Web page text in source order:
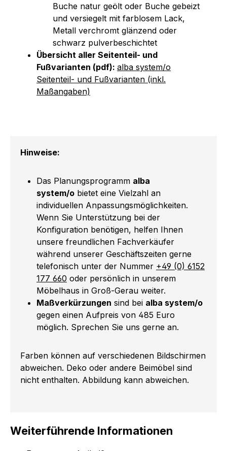
Buche natur geölt oder Buche gebeizt
und versiegelt mit farblosem Lack,
Metall verchromt glänzend oder
schwarz pulverbeschichtet
Übersicht aller Seitenteil- und
Fußvarianten (pdf): alba system/o
Seitenteil- und Fußvarianten (inkl.
Maßangaben)
Hinweise:
Das Planungsprogramm alba
system/o bietet eine Vielzahl an
individuellen Anpassungsmöglichkeiten.
Wenn Sie Unterstützung bei der
Konfiguration benötigen, helfen Ihnen
unsere freundlichen Fachverkäufer
während unserer Geschäftszeiten gerne
telefonisch unter der Nummer +49 (0) 6152
177 660 oder persönlich in unserem
Möbelhaus in Groß-Gerau weiter.
Maßverkürzungen sind bei alba system/o
gegen einen Aufpreis von 485 Euro
möglich. Sprechen Sie uns gerne an.
Farben können auf verschiedenen Bildschirmen
abweichen. Deko oder andere Beimöbel sind
nicht enthalten. Abbildung kann abweichen.
Weiterführende Informationen